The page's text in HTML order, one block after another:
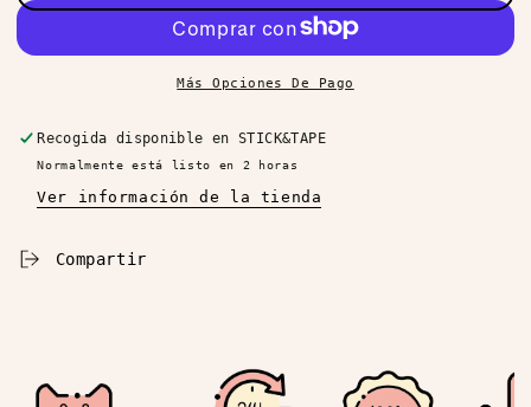
Washi
Más Opciones De Pago
Recogida disponible enSTICK&TAPE
Normalmente está listo en 2 horas
Ver información de la tienda
Compartir